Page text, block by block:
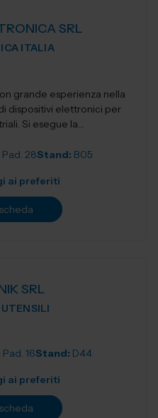
SRL
ITALIA
grande esperienza nella
dispositivi elettronici per
Si esegue la
Pad. 28Stand: B05
ai preferiti
SRL
Pad. 16Stand: D44
ai preferiti